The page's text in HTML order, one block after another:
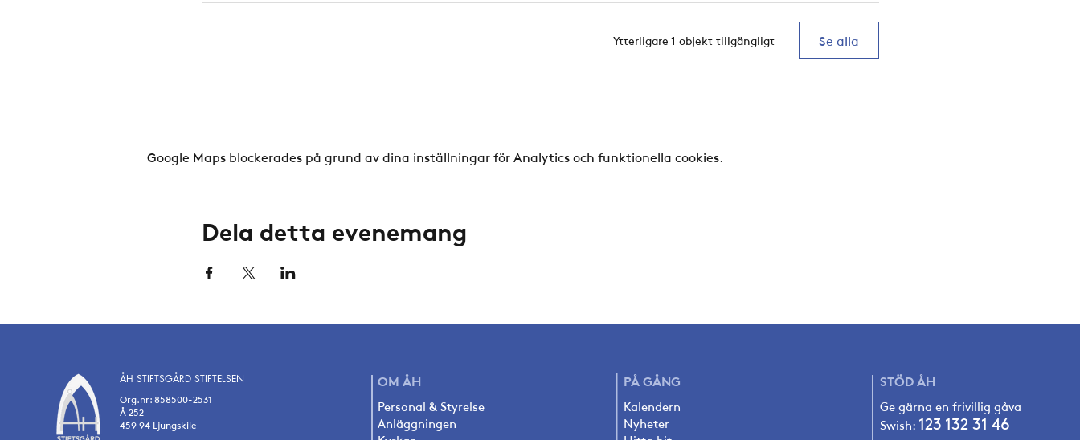
Ytterligare 1 objekt tillgängligt Se alla
Google Maps blockerades på grund av dina inställningar för Analytics och funktionella cookies.
Dela detta evenemang
ÅH STIFTSGÅRD STIFTELSEN
Org.nr: 858500-2531
Å 252
459 94 Ljungskile
OM ÅH
Personal & Styrelse
Anläggningen
PÅGÅNG
Kalendern
Nyheter
STÖDÅH
Ge gärna en frivillig gåva
Swish: 123 132 31 46